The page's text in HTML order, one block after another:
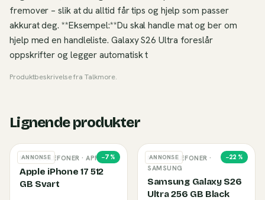
fremover – slik at du alltid får tips og hjelp som passer
akkurat deg. **Eksempel:**Du skal handle mat og ber om
hjelp med en handleliste. Galaxy S26 Ultra foreslår
oppskrifter og legger automatisk t
Produktbeskrivelse fraTalkmore.
Lignende produkter
ANNONSE −7%
MOBILTELEFONER · APPLE
Apple iPhone 17 512
GB Svart
ANNONSE −22 %
MOBILTELEFONER ·
SAMSUNG
Samsung Galaxy S26
Ultra 256 GB Black